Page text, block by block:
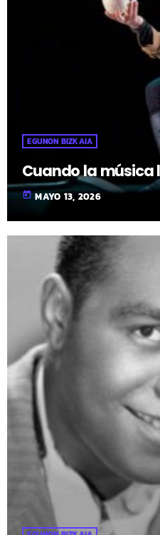
EGUNON BIZKAIA
Cuando la música
today MAYO 13, 2026